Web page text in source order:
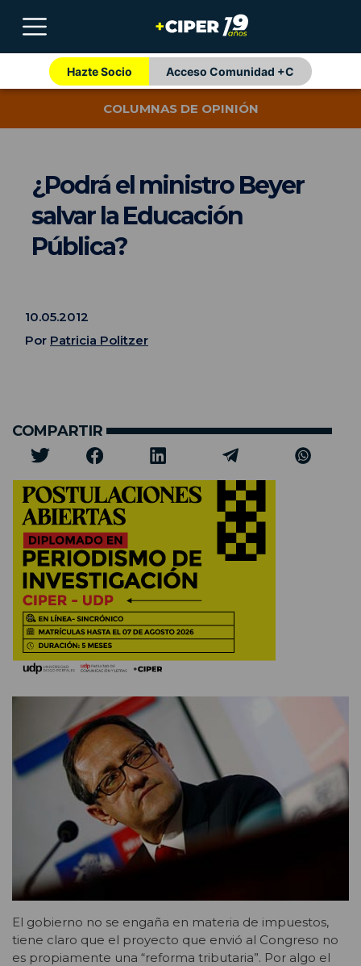
Hazte Socio Acceso Comunidad +C
COLUMNAS DE OPINIÓN
¿Podrá el ministro Beyer
salvar la Educación
Pública?
10.05.2012
Por Patricia Politzer
COMPARTIR
El gobierno no se engaña en materia de impuestos,
tiene claro que el proyecto que envió al Congreso no
es propiamente una “reforma tributaria”. Por algo el